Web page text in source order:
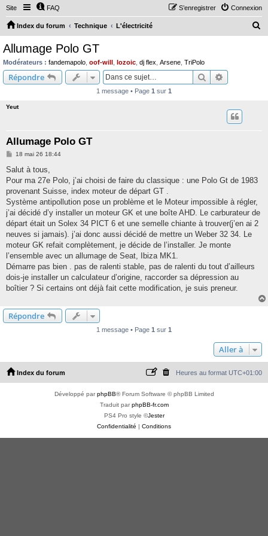
Site FAQ Connexion
S’enregistrer
Index du forum Technique L'électricité
Allumage Polo GT
Modérateurs : fandemapolo oof-will lozoic dj flex Arsene TriPolo
Répondre Rechercher
1 message • Page 1 sur 1
Yeut
Allumage Polo GT
M
s
a
g
18 mai 26 18:44
Salut à tous,
Pour ma 27e Polo, j’ai choisi de faire du classique : une Polo Gt de 1983
provenant Suisse, index moteur de départ GT .
Système antipollution pose un problème et le Moteur impossible à régler,
j’ai décidé d’y installer un moteur GK et une boîte AHD. Le carburateur de
départ était un Solex 34 PICT 6 et une semelle chiante à trouver(j’en ai 2
neuves si jamais). j’ai donc aussi décidé de mettre un Weber 32 34. Le
moteur GK refait complètement, je décide de l’installer. Je monte
l’ensemble avec un allumage de Seat, Ibiza MK1.
Démarre pas bien . pas de ralenti stable, pas de ralenti du tout d’ailleurs
dois-je installer un calculateur d’origine, raccorder sa dépression au
boîtier ? Si certains ont déjà fait cette modification, je suis preneur.
Répondre
1 message • Page 1 sur 1
Aller à
Index du forum Heures au format UTC+01:00
Développé parphpBB® Forum Software © phpBB Limited
Traduit parphpBB-fr.com
PS4 Pro style ©Jester
Confidentialité | Conditions